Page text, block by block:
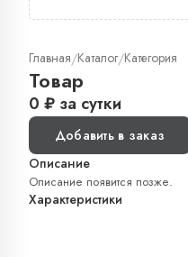
Главная/Каталог/Категория
Товар
0 ₽ за сутки
Добавить в заказ
Описание
Описание появится позже.
Характеристики